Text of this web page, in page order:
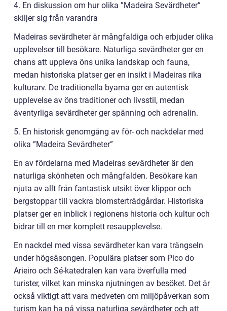
4. En diskussion om hur olika ”Madeira Sevärdheter”
skiljer sig från varandra
Madeiras sevärdheter är mångfaldiga och erbjuder olika
upplevelser till besökare. Naturliga sevärdheter ger en
chans att uppleva öns unika landskap och fauna,
medan historiska platser ger en insikt i Madeiras rika
kulturarv. De traditionella byarna ger en autentisk
upplevelse av öns traditioner och livsstil, medan
äventyrliga sevärdheter ger spänning och adrenalin.
5. En historisk genomgång av för- och nackdelar med
olika ”Madeira Sevärdheter”
En av fördelarna med Madeiras sevärdheter är den
naturliga skönheten och mångfalden. Besökare kan
njuta av allt från fantastisk utsikt över klippor och
bergstoppar till vackra blomsterträdgårdar. Historiska
platser ger en inblick i regionens historia och kultur och
bidrar till en mer komplett resaupplevelse.
En nackdel med vissa sevärdheter kan vara trängseln
under högsäsongen. Populära platser som Pico do
Arieiro och Sé-katedralen kan vara överfulla med
turister, vilket kan minska njutningen av besöket. Det är
också viktigt att vara medveten om miljöpåverkan som
turism kan ha på vissa naturliga sevärdheter och att